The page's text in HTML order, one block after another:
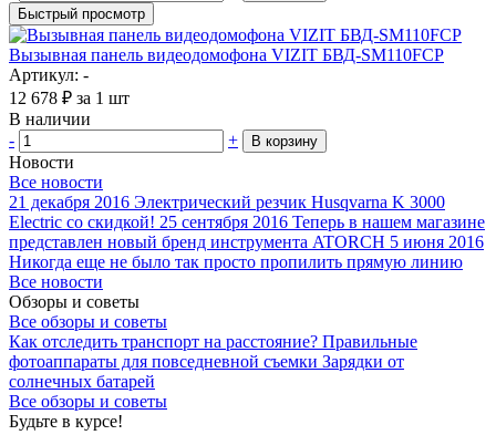
Быстрый просмотр
Вызывная панель видеодомофона VIZIT БВД-SM110FCP
Артикул: -
12 678 ₽ за 1 шт
В наличии
-
+ В корзину
Новости
Все новости
21 декабря 2016 Электрический резчик Husqvarna K 3000
Electric со скидкой! 25 сентября 2016 Теперь в нашем магазине
представлен новый бренд инструмента ATORCH 5 июня 2016
Никогда еще не было так просто пропилить прямую линию
Все новости
Обзоры и советы
Все обзоры и советы
Как отследить транспорт на расстояние? Правильные
фотоаппараты для повседневной съемки Зарядки от
солнечных батарей
Все обзоры и советы
Будьте в курсе!